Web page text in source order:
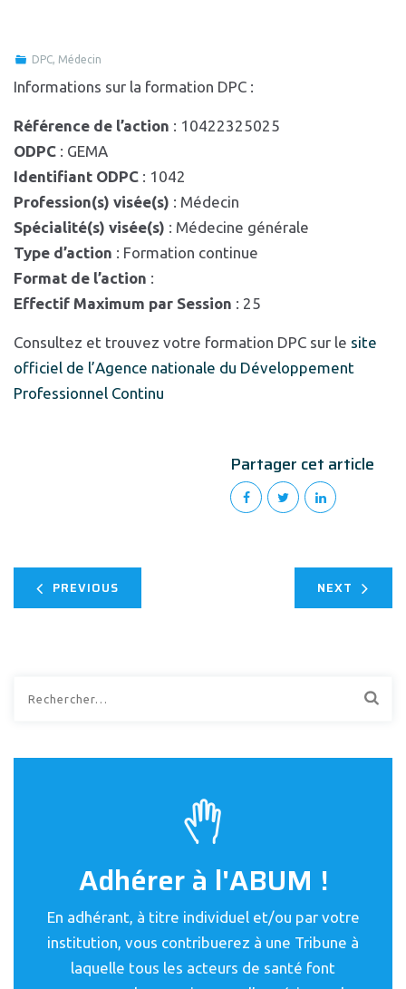
DPC, Médecin
Informations sur la formation DPC :
Référence de l’action : 10422325025
ODPC : GEMA
Identifiant ODPC : 1042
Profession(s) visée(s) : Médecin
Spécialité(s) visée(s) : Médecine générale
Type d’action : Formation continue
Format de l’action :
Effectif Maximum par Session : 25
Consultez et trouvez votre formation DPC sur le site
officiel de l’Agence nationale du Développement
Professionnel Continu
Partager cet article
PREVIOUS NEXT
Adhérer à l'ABUM !
En adhérant, à titre individuel et/ou par votre
institution, vous contribuerez à une Tribune à
laquelle tous les acteurs de santé font